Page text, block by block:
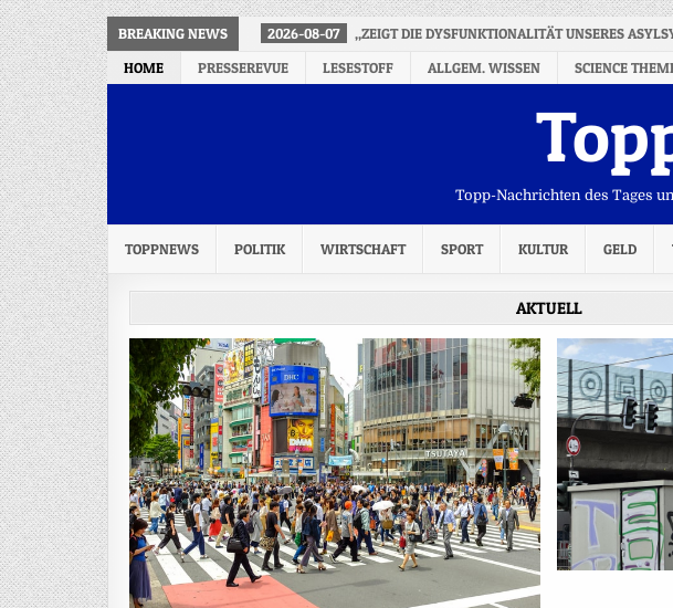
BREAKING NEWS 2026-08-07 „ZEIGT DIE DYSFUNKTIONALITÄT UNSERES
HOME
PRESSEREVUE LESESTOFF ALLGEM. WISSEN SCIENCE
Topp-Nachrichten des Tages
TOPPNEWS POLITIK WIRTSCHAFT SPORT KULTUR GELD
AKTUELL